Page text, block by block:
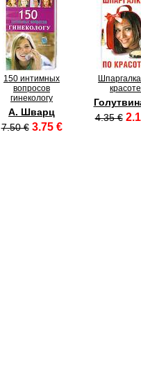
150 интимных
вопросов
гинекологу
А. Шварц
7.50 € 3.75 €
красоте
4.35 €